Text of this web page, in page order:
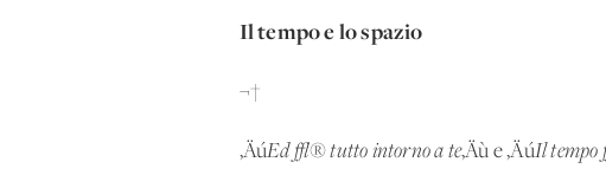
Il tempo e lo spazio
¬†
‚ÄúEd √® tutto intorno a te‚Äù e ‚ÄúIl